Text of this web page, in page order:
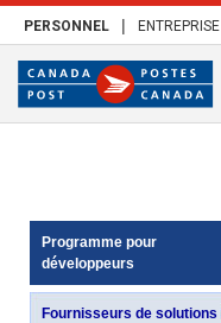
PERSONNEL | ENTREPRISE
Programme pour
développeurs
Fournisseurs de solutions